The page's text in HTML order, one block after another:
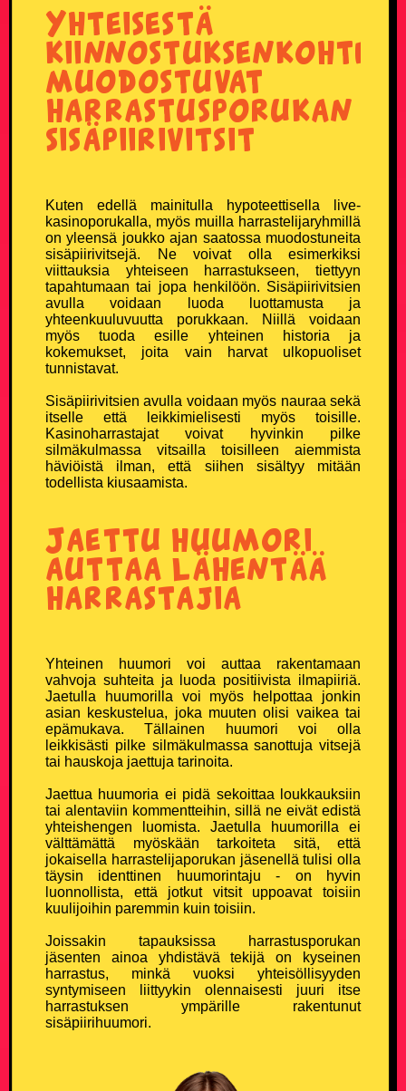
Suomalainen ruotsalainen ja norjalainen vitsit
Tauski vitsit
Tesla-vitsit
Tuksu vitsit
Urheiluvitsit
Uskonto vitsit
Vanhusvitsit
Vankilavitsit
Yleisvitsit
SUOSITUIMMAT VITSIT
Päivän katsotuimmat vitsit
Viikon katsotuimmat vitsit
100 suosituinta vitsiä
KATSO, KUUNTELE TAI PELAA
Kaikki vitsit
Kuuntele valmiiksi luettuja vitsejä
Pelaa Vitsien Vitsit -peliä ja voita
Satunnainen vitsi
Vitsi & huumori artikkelit
TIEDÄTKÖ HYVÄN VITSIN?
Lähetä oma vitsi ja tee historiaa
Yhteisestä
muodostuvat
harrastusporukan
sisäpiirivitsit
Kuten edellä mainitulla hypoteettisella live-
kasinoporukalla, myös muilla harrastelijaryhmillä
on yleensä joukko ajan saatossa muodostuneita
sisäpiirivitsejä. Ne voivat olla esimerkiksi
viittauksia yhteiseen harrastukseen, tiettyyn
tapahtumaan tai jopa henkilöön. Sisäpiirivitsien
avulla voidaan luoda luottamusta ja
yhteenkuuluvuutta porukkaan. Niillä voidaan
myös tuoda esille yhteinen historia ja
kokemukset, joita vain harvat ulkopuoliset
tunnistavat.
Sisäpiirivitsien avulla voidaan myös nauraa sekä
itselle että leikkimielisesti myös toisille.
Kasinoharrastajat voivat hyvinkin pilke
silmäkulmassa vitsailla toisilleen aiemmista
häviöistä ilman, että siihen sisältyy mitään
todellista kiusaamista.
Jaettu huumori
auttaa lähentää
harrastajia
Yhteinen huumori voi auttaa rakentamaan
vahvoja suhteita ja luoda positiivista ilmapiiriä.
Jaetulla huumorilla voi myös helpottaa jonkin
asian keskustelua, joka muuten olisi vaikea tai
epämukava. Tällainen huumori voi olla
leikkisästi pilke silmäkulmassa sanottuja vitsejä
tai hauskoja jaettuja tarinoita.
Jaettua huumoria ei pidä sekoittaa loukkauksiin
tai alentaviin kommentteihin, sillä ne eivät edistä
yhteishengen luomista. Jaetulla huumorilla ei
välttämättä myöskään tarkoiteta sitä, että
jokaisella harrastelijaporukan jäsenellä tulisi olla
täysin identtinen huumorintaju - on hyvin
luonnollista, että jotkut vitsit uppoavat toisiin
kuulijoihin paremmin kuin toisiin.
Joissakin tapauksissa harrastusporukan
jäsenten ainoa yhdistävä tekijä on kyseinen
harrastus, minkä vuoksi yhteisöllisyyden
syntymiseen liittyykin olennaisesti juuri itse
harrastuksen ympärille rakentunut
sisäpiirihuumori.